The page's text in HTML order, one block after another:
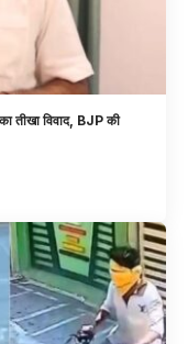
तीखा विवाद, BJP की